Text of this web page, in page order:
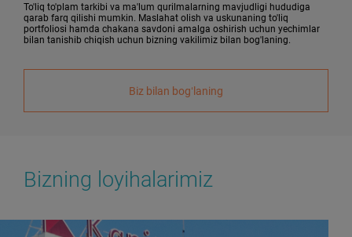
To'liq to'plam tarkibi va ma'lum qurilmalarning mavjudligi hududiga
qarab farq qilishi mumkin. Maslahat olish va uskunaning to'liq
portfoliosi hamda chakana savdoni amalga oshirish uchun yechimlar
bilan tanishib chiqish uchun bizning vakilimiz bilan bog'laning.
Biz bilan bogʻlaning
Bizning loyihalarimiz